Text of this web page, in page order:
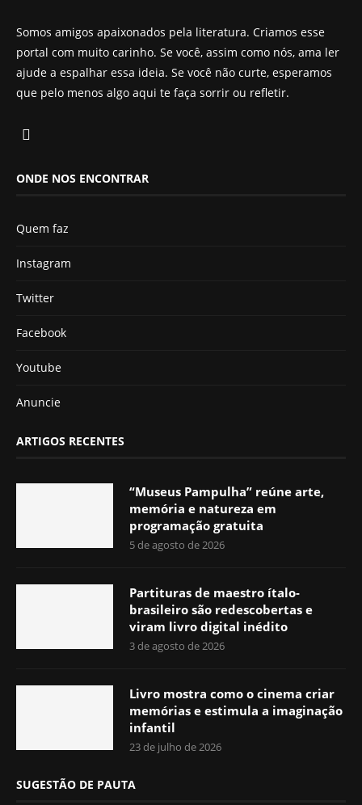
Somos amigos apaixonados pela literatura. Criamos esse
portal com muito carinho. Se você, assim como nós, ama ler
ajude a espalhar essa ideia. Se você não curte, esperamos
que pelo menos algo aqui te faça sorrir ou refletir.
ONDE NOS ENCONTRAR
Quem faz
Instagram
Twitter
Facebook
Youtube
Anuncie
ARTIGOS RECENTES
“Museus Pampulha” reúne arte,
memória e natureza em
programação gratuita
5 de agosto de 2026
Partituras de maestro ítalo-
brasileiro são redescobertas e
viram livro digital inédito
3 de agosto de 2026
Livro mostra como o cinema criar
memórias e estimula a imaginação
infantil
23 de julho de 2026
SUGESTÃO DE PAUTA